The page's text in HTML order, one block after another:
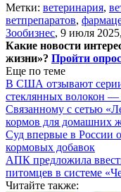
Метки: ветеринария,
ветпрепаратов,
Зообизнес, 9 июля
Какие новости
жизни»? Пройти опрос
Еще по теме
В США отзывают серии
стеклянных волокон —
Связанному с сетью
кормов для домашних
Суд впервые в России
кормовых добавок
АПК предложила
питомцев в системе
Читайте также: